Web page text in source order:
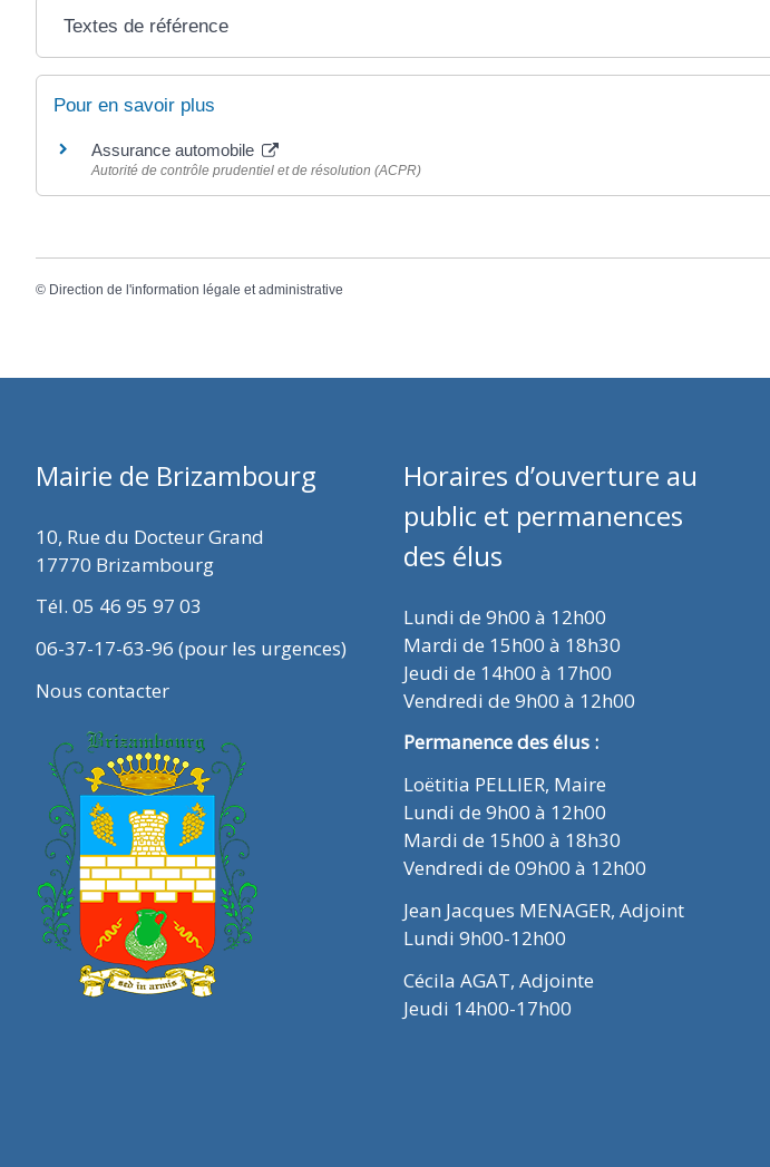
Textes de référence
Pour en savoir plus
Assurance automobile
Autorité de contrôle prudentiel et de résolution (ACPR)
© Direction de l'information légale et administrative
Mairie de Brizambourg
10, Rue du Docteur Grand
17770 Brizambourg
Tél. 05 46 95 97 03
06-37-17-63-96 (pour les urgences)
Nous contacter
Horaires d’ouverture au
public et permanences
des élus
Lundi de 9h00 à 12h00
Mardi de 15h00 à 18h30
Jeudi de 14h00 à 17h00
Vendredi de 9h00 à 12h00
Permanence des élus :
Loëtitia PELLIER, Maire
Lundi de 9h00 à 12h00
Mardi de 15h00 à 18h30
Vendredi de 09h00 à 12h00
Jean Jacques MENAGER, Adjoint
Lundi 9h00-12h00
Cécila AGAT, Adjointe
Jeudi 14h00-17h00